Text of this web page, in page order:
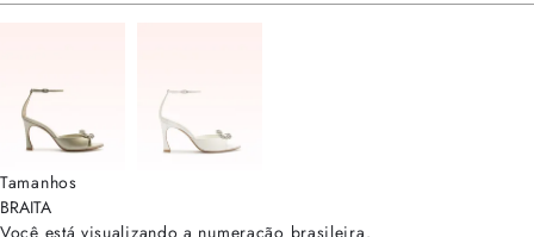
Tamanhos
BRAITA
Você está visualizando a numeração brasileira.